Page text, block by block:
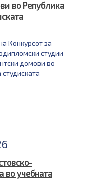
во Република
Конкурсот за
студии
домови во
во учебната